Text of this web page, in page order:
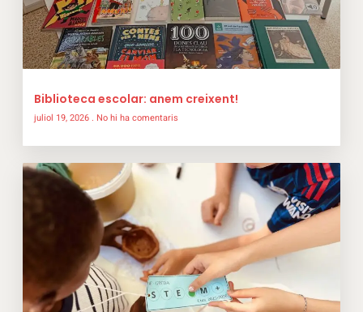
Biblioteca escolar: anem creixent!
juliol 19, 2026 No hi ha comentaris